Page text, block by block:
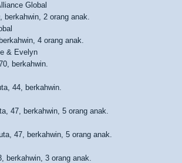
Global
berkahwin, 2 orang anak.
4 orang anak.
& Evelyn
berkahwin.
44, berkahwin.
47, berkahwin, 5 orang anak.
47, berkahwin, 5 orang anak.
berkahwin, 3 orang anak.